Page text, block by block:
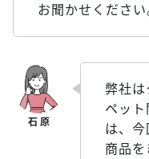
お聞かせください
弊社は
ペッ
は、
商品